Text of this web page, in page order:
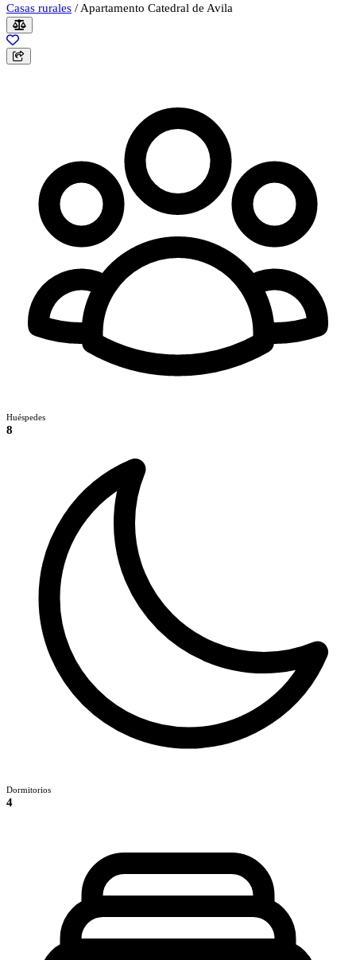
Casas rurales / Apartamento Catedral de Avila
Huéspedes
8
Dormitorios
4